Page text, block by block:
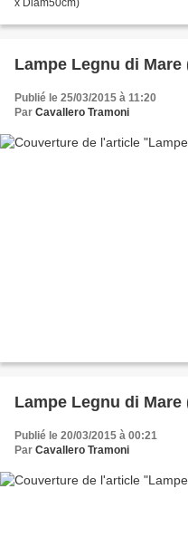
x Diam50cm)
Lampe Legnu di
Publié le 25/03/2015 à 11:20
Par Cavallero Tramoni
Lampe Legnu di Mare
Publié le 20/03/2015 à 00:21
Par Cavallero Tramoni